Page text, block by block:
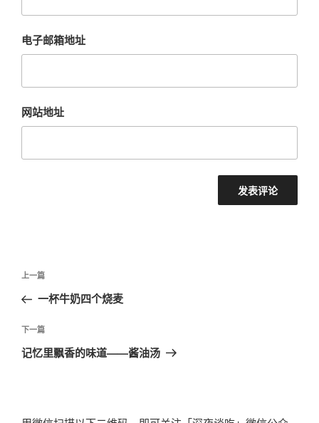
电子邮箱地址
网站地址
文
导
航
上
一
文
章
上一篇
一杯牛奶四个烧麦
下
一
下一篇
记忆里飘香的味道——酱油汤